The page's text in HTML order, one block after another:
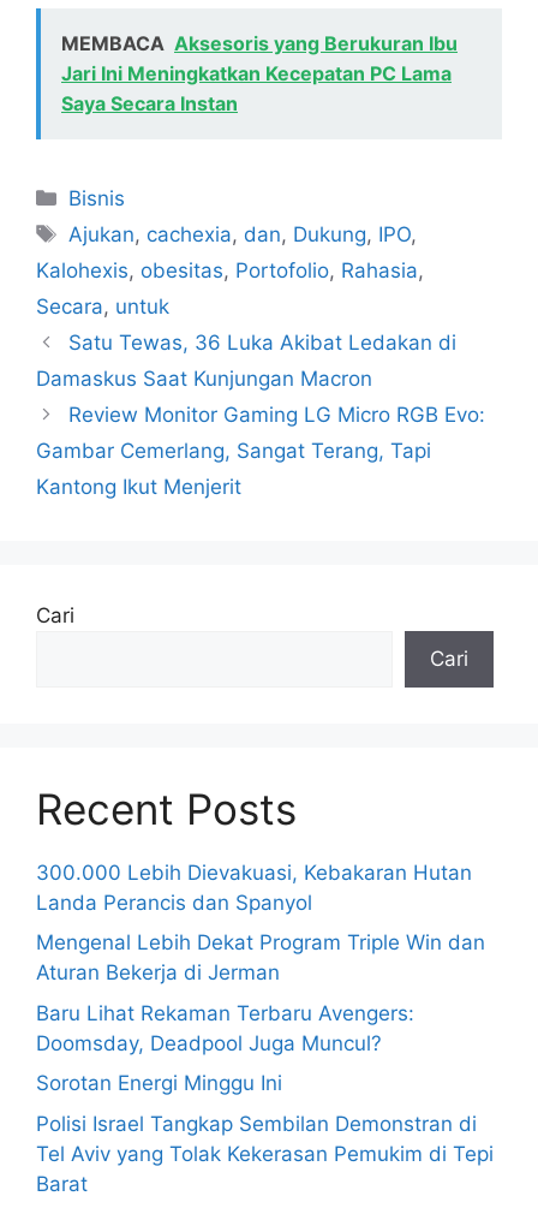
MEMBACA Aksesoris yang Berukuran Ibu
Jari Ini Meningkatkan Kecepatan PC Lama
Saya Secara Instan
Kategori
Bisnis
Tag
Ajukan, cachexia, dan, Dukung, IPO,
Kalohexis, obesitas, Portofolio, Rahasia,
Secara, untuk
Satu Tewas, 36 Luka Akibat Ledakan di
Damaskus Saat Kunjungan Macron
Review Monitor Gaming LG Micro RGB Evo:
Gambar Cemerlang, Sangat Terang, Tapi
Kantong Ikut Menjerit
Cari
Cari
Recent Posts
300.000 Lebih Dievakuasi, Kebakaran Hutan
Landa Perancis dan Spanyol
Mengenal Lebih Dekat Program Triple Win dan
Aturan Bekerja di Jerman
Baru Lihat Rekaman Terbaru Avengers:
Doomsday, Deadpool Juga Muncul?
Sorotan Energi Minggu Ini
Polisi Israel Tangkap Sembilan Demonstran di
Tel Aviv yang Tolak Kekerasan Pemukim di Tepi
Barat